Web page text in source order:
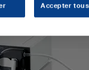
Accepter